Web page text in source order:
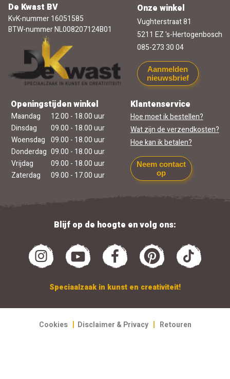
De Kwast BV
KvK-nummer 16051585
BTW-nummer NL008207124B01
Onze winkel
Vughterstraat 81
5211 EZ 's-Hertogenbosch
085-273 30 04
Aanmelden
nieuwsbrief
Openingstijden winkel
Maandag
12.00 - 18.00 uur
Dinsdag
09.00 - 18.00 uur
Woensdag 09.00 - 18.00 uur
Donderdag 09.00 - 18.00 uur
Vrijdag
09.00 - 18.00 uur
Zaterdag
09.00 - 17.00 uur
Klantenservice
Hoe moet ik bestellen?
Wat zijn de verzendkosten?
Hoe kan ik betalen?
Neem contact
op
Blijf op de hoogte en volg ons:
Speciaalzaak in kunst en creativiteit!
Cookies | Disclaimer & Privacy | Retouren